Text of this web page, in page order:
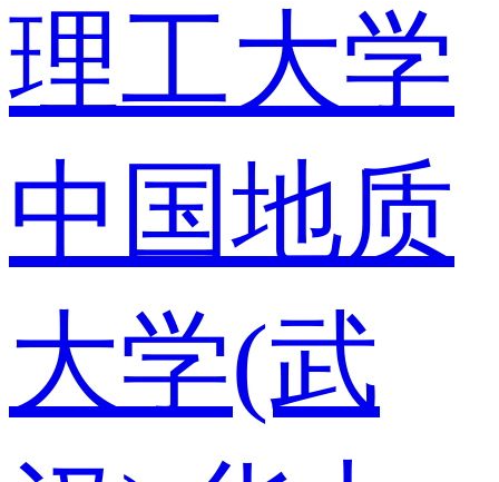
理工大学
中国地质
大学(武